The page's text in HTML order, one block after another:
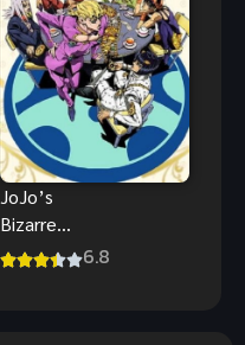
JoJo’s
Bizarre
Adventure6.8